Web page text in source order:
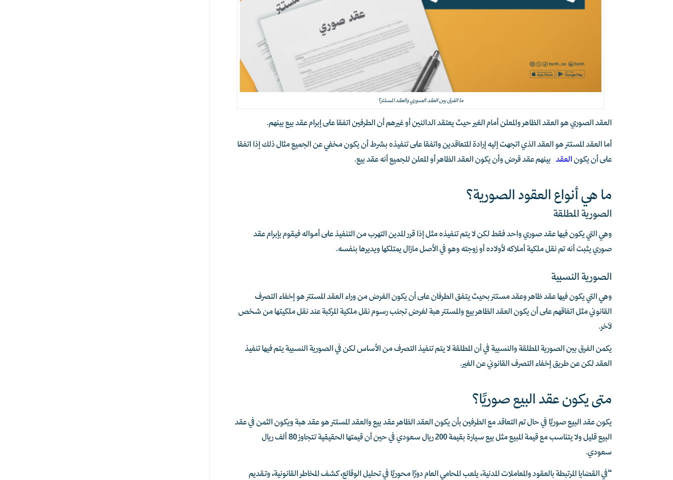
ما الفرق بين العقد الصوري والعقد المستتر؟
العقد الصوري هو العقد الظاهر والمعلن أمام الغير حيث يعتقد الدائنين أو غيرهم أن الطرفين اتفقا على إبرام عقد بيع بينهم.
أما العقد المستتر هو العقد الذي اتجهت إليه إرادة المتعاقدين واتفقا على تنفيذه بشرط أن يكون مخفي عن الجميع مثال ذلك إذا اتفقا
على أن يكونالعقد بينهم عقد قرض وأن يكون العقد الظاهر أو المعلن للجميع أنه عقد بيع.
ما هي أنواع العقود الصورية؟
الصورية المطلقة
وهي التي يكون فيها عقد صوري واحد فقط لكن لا يتم تنفيذه مثل إذا قرر المدين التهرب من التنفيذ على أمواله فيقوم بإبرام عقد
صوري يثبت أنه تم نقل ملكية أملاكه لأولاده أو زوجته وهو في الأصل مازال يمتلكها ويديرها بنفسه.
الصورية النسبية
وهي التي يكون فيها عقد ظاهر وعقد مستتر بحيث يتفق الطرفان على أن يكون الغرض من وراء العقد المستتر هو إخفاء التصرف
القانوني مثل اتفاقهم على أن يكون العقد الظاهر بيع والمستتر هبة لغرض تجنب رسوم نقل ملكية المركبة عند نقل ملكيتها من شخص
لآخر.
يكمن الفرق بين الصورية المطلقة والنسبية في أن المطلقة لا يتم تنفيذ التصرف من الأساس لكن في الصورية النسبية يتم فيها تنفيذ
العقد لكن عن طريق إخفاء التصرف القانوني عن الغير.
متى يكون عقد البيع صوريًا؟
يكون عقد البيع صوريًا في حال تم التعاقد مع الطرفين بأن يكون العقد الظاهر عقد بيع والعقد المستتر هو عقد هبة ويكون الثمن في عقد
البيع قليل ولا يتناسب مع قيمة المبيع مثل بيع سيارة بقيمة 200 ريال سعودي في حين أن قيمتها الحقيقية تتجاوز 80 ألف ريال
سعودي.
“في القضايا المرتبطة بالعقود والمعاملات المدنية، يلعب المحامي العام دورًا محوريًا في تحليل الوقائع، كشف المخاطر القانونية، وتقديم